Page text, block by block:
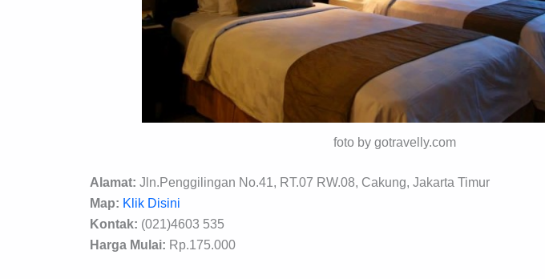
foto by gotravelly.com
Alamat: Jln.Penggilingan No.41, RT.07 RW.08, Cakung, Jakarta Timur
Map: Klik Disini
Kontak: (021)4603 535
Harga Mulai: Rp.175.000